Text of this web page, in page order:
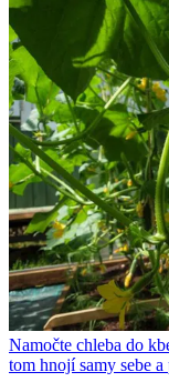
Namočte chleba do
tom hnojí samy sebe